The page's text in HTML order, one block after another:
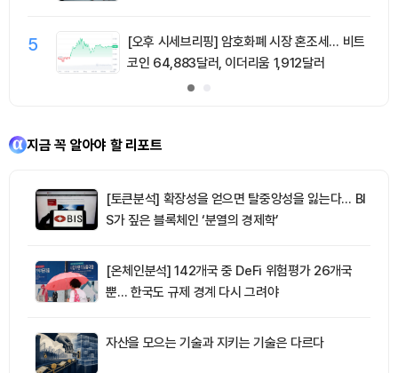
5
[오후 시세브리핑] 암호화폐 시장 혼조세… 비트
코인 64,883달러, 이더리움 1,912달러
지금 꼭 알아야 할 리포트
[토큰분석] 확장성을 얻으면 탈중앙성을 잃는다… BI
S가 짚은 블록체인 ‘분열의 경제학’
[온체인분석] 142개국 중 DeFi 위험평가 26개국
뿐… 한국도 규제 경계 다시 그려야
자산을 모으는 기술과 지키는 기술은 다르다